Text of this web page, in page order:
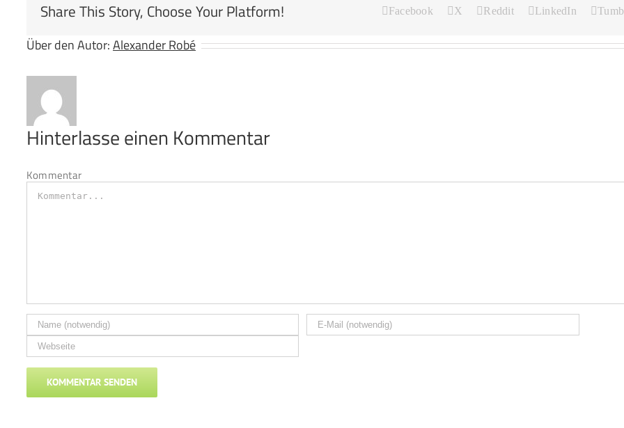
Share This Story, Choose Your Platform! Facebook X Reddit LinkedIn
Über den Autor:Alexander Robé
Hinterlasse einen Kommentar
Kommentar